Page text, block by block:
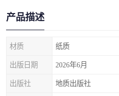
产品描述
材质 纸质
出版日期 2026年6月
出版社 地质出版社
疏浚工程预算定额
吉林建设工程计价定额
福建建设工程预算定额